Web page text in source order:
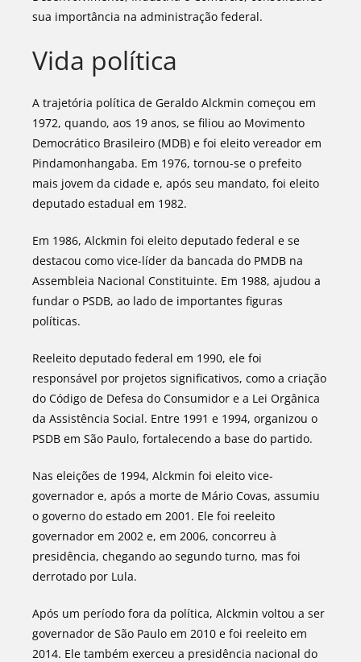
sua importância na administração federal.
Vida política
A trajetória política de Geraldo Alckmin começou em
1972, quando, aos 19 anos, se filiou ao Movimento
Democrático Brasileiro (MDB) e foi eleito vereador em
Pindamonhangaba. Em 1976, tornou-se o prefeito
mais jovem da cidade e, após seu mandato, foi eleito
deputado estadual em 1982.
Em 1986, Alckmin foi eleito deputado federal e se
destacou como vice-líder da bancada do PMDB na
Assembleia Nacional Constituinte. Em 1988, ajudou a
fundar o PSDB, ao lado de importantes figuras
políticas.
Reeleito deputado federal em 1990, ele foi
responsável por projetos significativos, como a criação
do Código de Defesa do Consumidor e a Lei Orgânica
da Assistência Social. Entre 1991 e 1994, organizou o
PSDB em São Paulo, fortalecendo a base do partido.
Nas eleições de 1994, Alckmin foi eleito vice-
governador e, após a morte de Mário Covas, assumiu
o governo do estado em 2001. Ele foi reeleito
governador em 2002 e, em 2006, concorreu à
presidência, chegando ao segundo turno, mas foi
derrotado por Lula.
Após um período fora da política, Alckmin voltou a ser
governador de São Paulo em 2010 e foi reeleito em
2014. Ele também exerceu a presidência nacional do